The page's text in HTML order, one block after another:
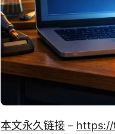
本文永久链接 –